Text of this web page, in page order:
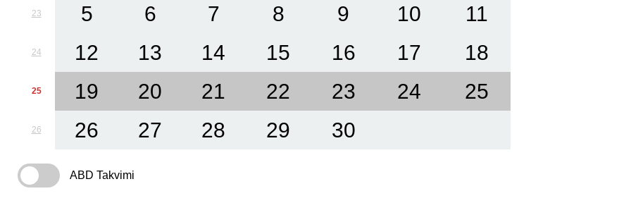
23 5 6 7 8 9 10 11
24 12 13 14 15 16 17 18
25 19 20 21 22 23 24 25
26 26 27 28 29 30
ABD Takvimi